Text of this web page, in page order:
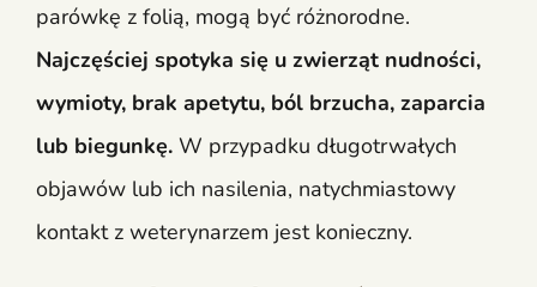
parówkę z folią, mogą być różnorodne.
Najczęściej spotyka się u zwierząt nudności,
wymioty, brak apetytu, ból brzucha, zaparcia
lub biegunkę. W przypadku długotrwałych
objawów lub ich nasilenia, natychmiastowy
kontakt z weterynarzem jest konieczny.